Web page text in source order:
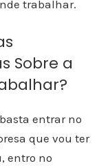
trabalhar.
Sobre a
entrar no
que vou ter
entro no